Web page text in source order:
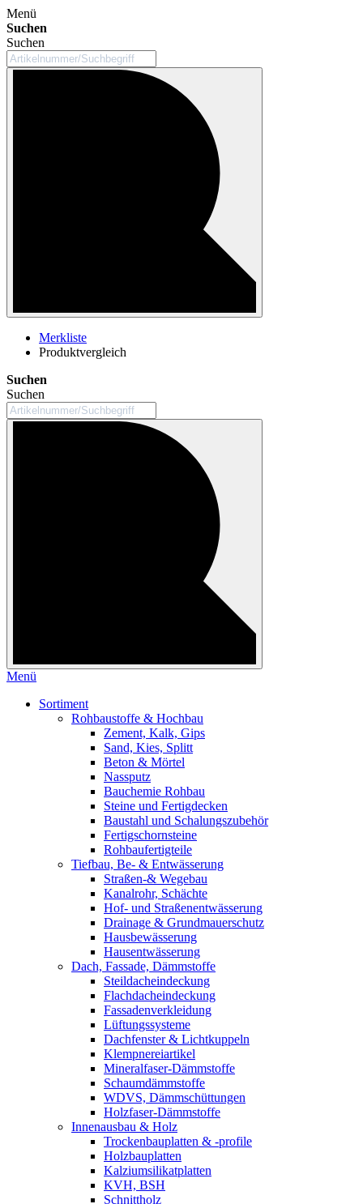
Menü
Suchen
Suchen
Merkliste
Produktvergleich
Suchen
Suchen
Menü
Sortiment
Rohbaustoffe & Hochbau
Zement, Kalk, Gips
Sand, Kies, Splitt
Beton & Mörtel
Nassputz
Bauchemie Rohbau
Steine und Fertigdecken
Baustahl und Schalungszubehör
Fertigschornsteine
Rohbaufertigteile
Tiefbau, Be- & Entwässerung
Straßen-& Wegebau
Kanalrohr, Schächte
Hof- und Straßenentwässerung
Drainage & Grundmauerschutz
Hausbewässerung
Hausentwässerung
Dach, Fassade, Dämmstoffe
Steildacheindeckung
Flachdacheindeckung
Fassadenverkleidung
Lüftungssysteme
Dachfenster & Lichtkuppeln
Klempnereiartikel
Mineralfaser-Dämmstoffe
Schaumdämmstoffe
WDVS, Dämmschüttungen
Holzfaser-Dämmstoffe
Innenausbau & Holz
Trockenbauplatten & -profile
Holzbauplatten
Kalziumsilikatplatten
KVH, BSH
Schnittholz